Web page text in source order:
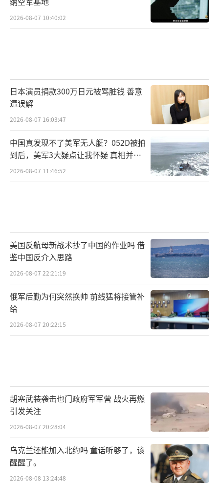
2026-08-07 10:40:02
日本演员捐款300万日元被骂脏钱 善意
遭误解
2026-08-07 16:03:47
中国真发现不了美军无人艇？052D被拍
到后，美军3大疑点让我怀疑 真相并非
如此
2026-08-07 11:46:52
美国反航母新战术抄了中国的作业吗 借
鉴中国反介入思路
2026-08-07 22:21:19
俄军后勤为何突然换帅 前线猛将接管补
给
2026-08-07 20:22:15
胡塞武装袭击也门政府军军营 战火再燃
引发关注
2026-08-07 20:28:04
乌克兰还能加入北约吗 童话听够了，该
醒醒了。
2026-08-08 13:24:48